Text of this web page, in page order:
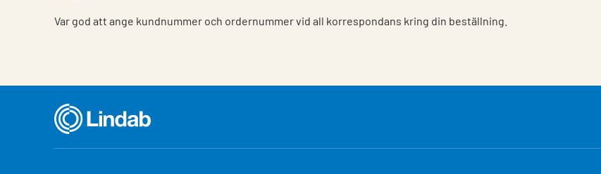
Var god att ange kundnummer och ordernummer vid all korrespondans kring din beställning.